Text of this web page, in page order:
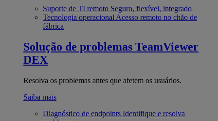
Suporte de TI remoto Seguro, flexível, integrado
Tecnologia operacional Acesso remoto no chão de
fábrica
Solução de problemas TeamViewer
DEX
Resolva os problemas antes que afetem os usuários.
Saiba mais
Diagnóstico de endpoints Identifique e resolva